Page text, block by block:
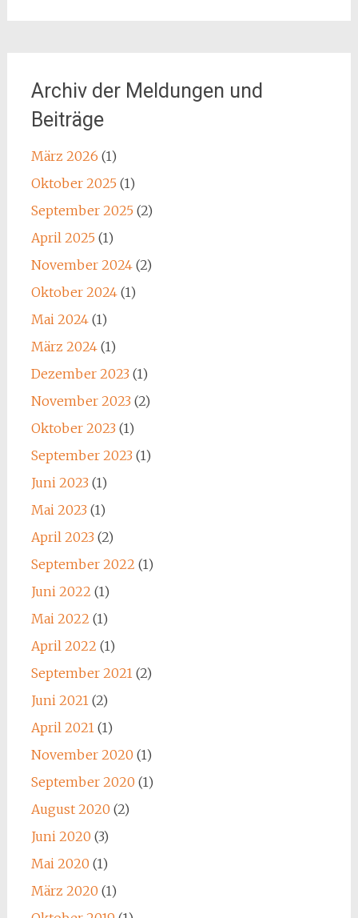
Archiv der Meldungen und
Beiträge
März 2026 (1)
Oktober 2025(1)
September 2025(2)
April 2025(1)
November 2024(2)
Oktober 2024(1)
Mai 2024(1)
März 2024(1)
Dezember 2023 (1)
November 2023 (2)
Oktober 2023 (1)
September 2023 (1)
Juni 2023 (1)
Mai 2023 (1)
April 2023 (2)
September 2022 (1)
Juni 2022 (1)
Mai 2022 (1)
April 2022 (1)
September 2021(2)
Juni 2021(2)
April 2021(1)
November 2020 (1)
September 2020 (1)
August 2020 (2)
Juni 2020 (3)
Mai 2020 (1)
März 2020 (1)